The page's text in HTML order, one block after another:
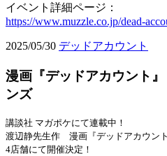
イベント詳細ページ：
https://www.muzzle.co.jp/dead-
2025/05/30 デッドアカウント
漫画『デッドアカウント
ンズ
講談社 マガポケにて連載中！
渡辺静先生作 漫画『デッドアカウント
4店舗にて開催決定！